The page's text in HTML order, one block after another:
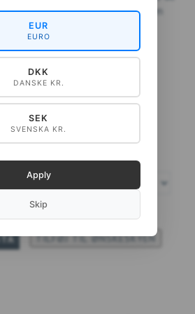
con un elegante estampado en
)
TILFØJ TIL ØNSKESKYEN
EUR
EURO
DKK
DANSKE KR.
SEK
SVENSKA KR.
Apply
Skip